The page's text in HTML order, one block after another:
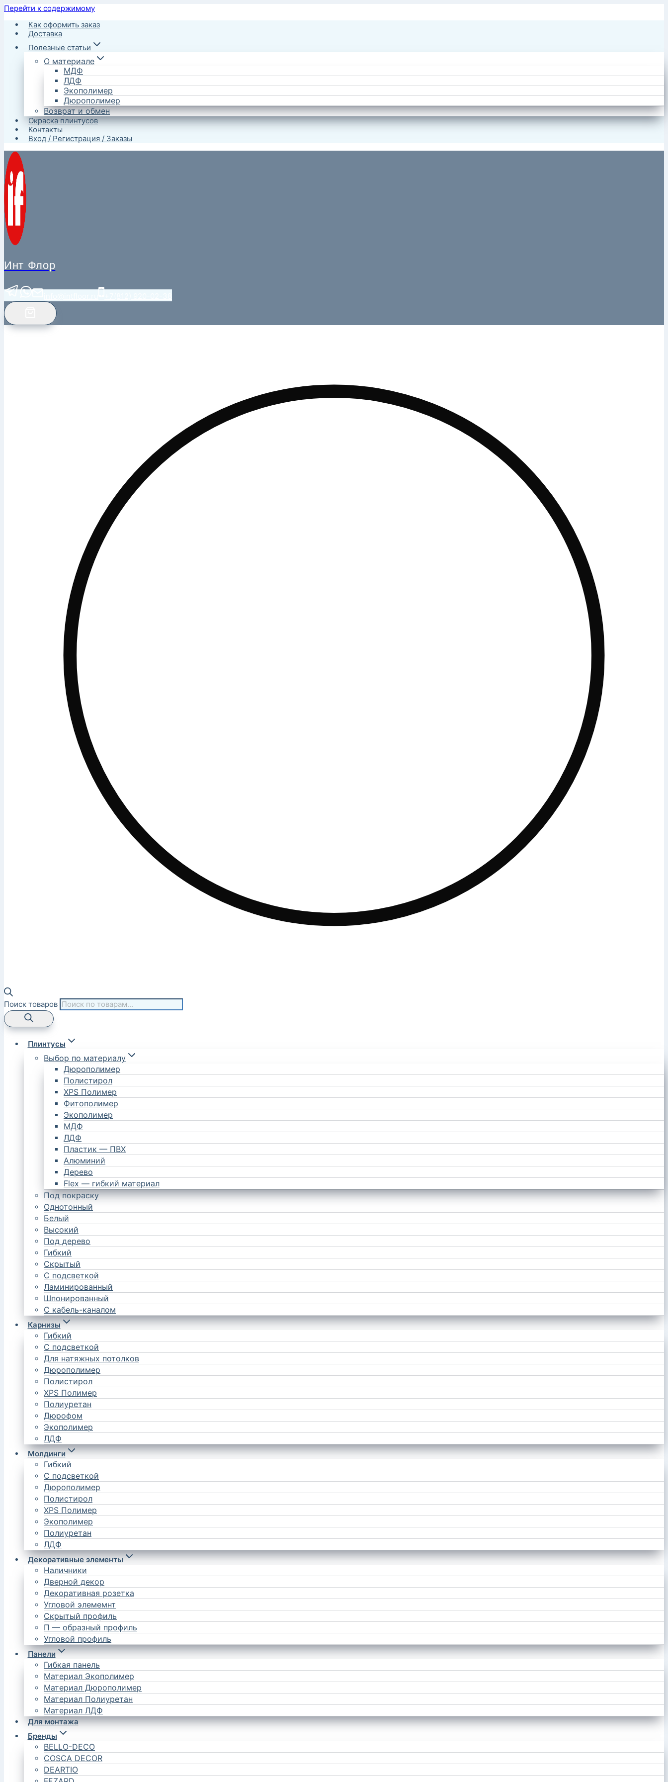
Перейти к содержимому
Как оформить заказ
Доставка
Полезные статьи
О материале
МДФ
ЛДФ
Экополимер
Дюрополимер
Возврат и обмен
Окраска плинтусов
Контакты
Вход / Регистрация / Заказы
Инт Флор
Поиск товаров
Плинтусы
Выбор по материалу
Дюрополимер
Полистирол
XPS Полимер
Фитополимер
Экополимер
МДФ
ЛДФ
Пластик — ПВХ
Алюминий
Дерево
Flex — гибкий материал
Под покраску
Однотонный
Белый
Высокий
Под дерево
Гибкий
Скрытый
С подсветкой
Ламинированный
Шпонированный
С кабель-каналом
Карнизы
Гибкий
С подсветкой
Для натяжных потолков
Дюрополимер
Полистирол
XPS Полимер
Полиуретан
Дюрофом
Экополимер
ЛДФ
Молдинги
Гибкий
С подсветкой
Дюрополимер
Полистирол
XPS Полимер
Экополимер
Полиуретан
ЛДФ
Декоративные элементы
Наличники
Дверной декор
Декоративная розетка
Угловой элемемнт
Скрытый профиль
П — образный профиль
Угловой профиль
Панели
Гибкая панель
Материал Экополимер
Материал Дюрополимер
Материал Полиуретан
Материал ЛДФ
Для монтажа
Бренды
BELLO-DECO
COSCA DECOR
DEARTIO